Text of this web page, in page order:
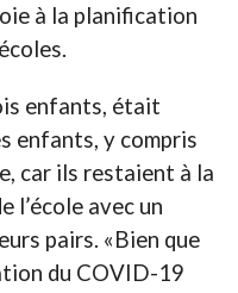
à la planification
enfants, était
enfants, y compris
car ils restaient à la
l’école avec un
pairs. «Bien que
du COVID-19